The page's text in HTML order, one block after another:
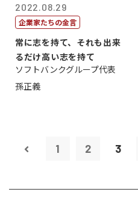
2022.08.29
企業家たちの金言
常に志を持て、それも出来
るだけ高い志を持て
ソフトバンクグループ代表
孫正義
1 2 3